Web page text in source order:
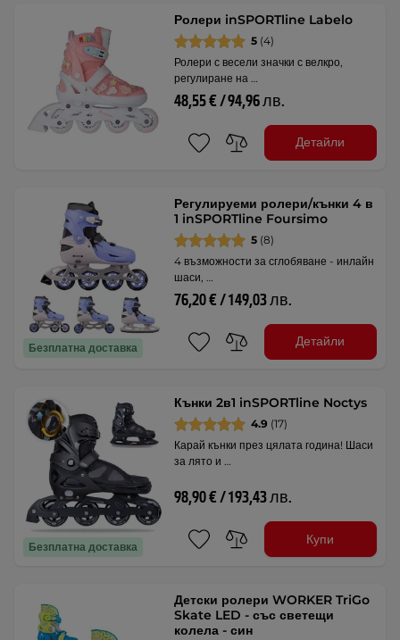
Ролери inSPORTline Labelo
5 (4)
Ролери с весели значки с велкро,
регулиране на …
48,55 € / 94,96 лв.
Детайли
Безплатна доставка
Регулируеми ролери/кънки 4 в
1 inSPORTline Foursimo
5 (8)
4 възможности за сглобяване - инлайн
шаси, …
76,20 € / 149,03 лв.
Детайли
Безплатна доставка
Кънки 2в1 inSPORTline Noctys
4.9 (17)
Карай кънки през цялата година! Шаси
за лято и …
98,90 € / 193,43 лв.
Купи
Детски ролери WORKER TriGo
Skate LED - със светещи
колела - син